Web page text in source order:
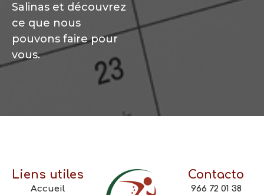
Salinas et découvrez
ce que nous
pouvons faire pour
vous.
Liens utiles
Accueil
Contacto
966 72 01 38